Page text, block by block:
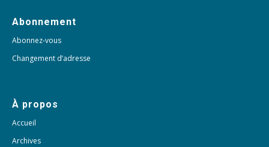
Abonnement
Abonnez-vous
Changement d’adresse
À propos
Accueil
Archives